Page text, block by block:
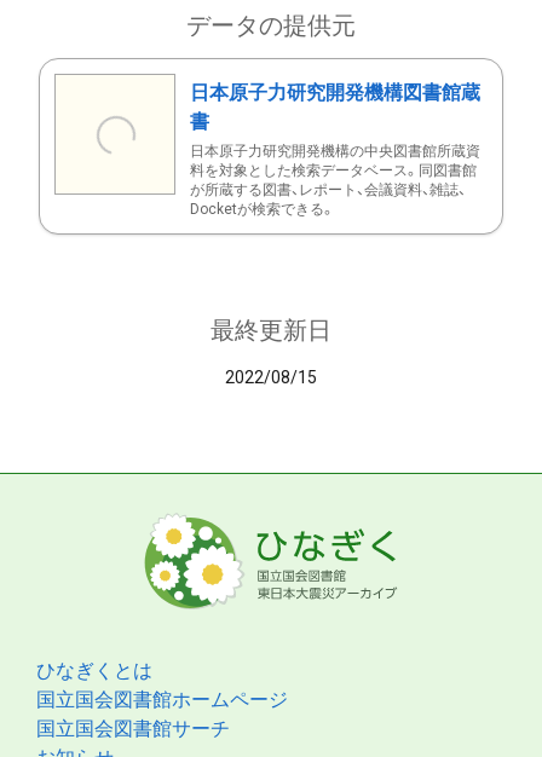
データの提供元
日本原子力研究開発機構図書館蔵
書
日本原子力研究開発機構の中央図書館所蔵資
料を対象とした検索データベース。同図書館
が所蔵する図書、レポート、会議資料、雑誌、
Docketが検索できる。
最終更新日
2022/08/15
ひなぎくとは
国立国会図書館ホームページ
国立国会図書館サーチ